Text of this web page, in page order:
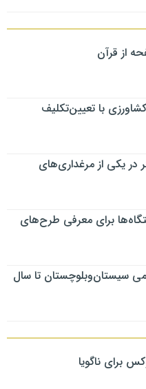
از قرآن
با تعیین‌تکلیف
از ۱۹۰ ماینر در یکی از مرغداری‌های
برای معرفی طرح‌های
سیستان‌وبلوچستان تا سال
برای ناگویا